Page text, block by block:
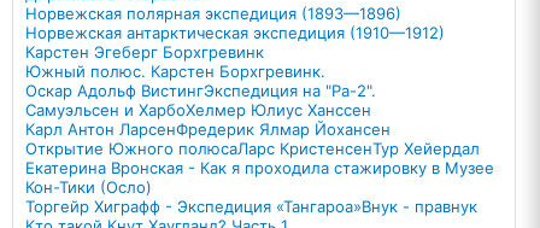
Норвежская полярная экспедиция (1893—1896)
Норвежская антарктическая экспедиция (1910—1912)
Карстен Эгеберг Борхгревинк
Южный полюс. Карстен Борхгревинк.
Оскар Адольф ВистингЭкспедиция на "Ра-2".
Самуэльсен и ХарбоХелмер Юлиус Ханссен
Карл Антон ЛарсенФредерик Ялмар Йохансен
Открытие Южного полюсаЛарс КристенсенТур Хейердал
Екатерина Вронская - Как я проходила стажировку в Музее
Кон-Тики (Осло)
Торгейр Хиграфф - Экспедиция «Тангароа»Внук - правнук